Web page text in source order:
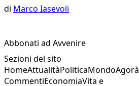
di Marco Iasevoli
Abbonati ad Avvenire
Sezioni del sito
HomeAttualitàPoliticaMondoAgorà
CommentiEconomiaVita e